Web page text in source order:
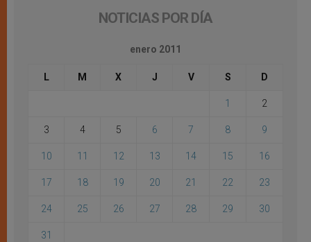
NOTICIAS POR DÍA
enero 2011
L M X J V S D
1 2
3 4 5 6 7 8 9
10 11 12 13 14 15 16
17 18 19 20 21 22 23
24 25 26 27 28 29 30
31